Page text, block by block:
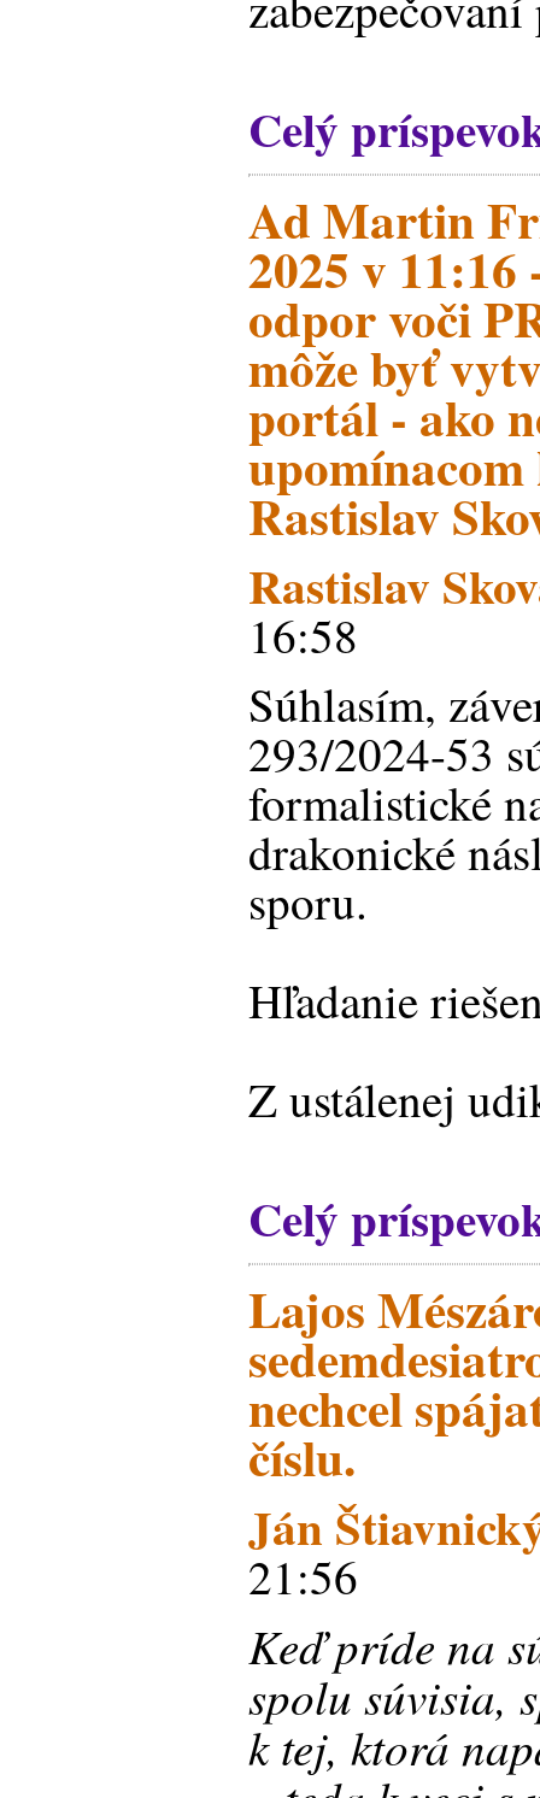
Celý
Ad Martin
2025 v
odpor voči
môže byť
portál - ako
Rastislav
Rastislav
16:58
Súhlasím,
293/2024-53
formalistické
drakonické
sporu.
Hľadanie
Z ustálenej
Celý
Lajos
nechcel
číslu.
Ján
21:56
Keď príde na
spolu súvisia,
k tej, ktorá